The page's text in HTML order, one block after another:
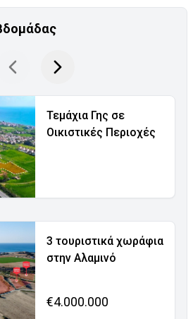
Τεμάχια Γης σε
Οικιστικές Περιοχές
3 τουριστικά χωράφια
στην Αλαμινό
€4.000.000